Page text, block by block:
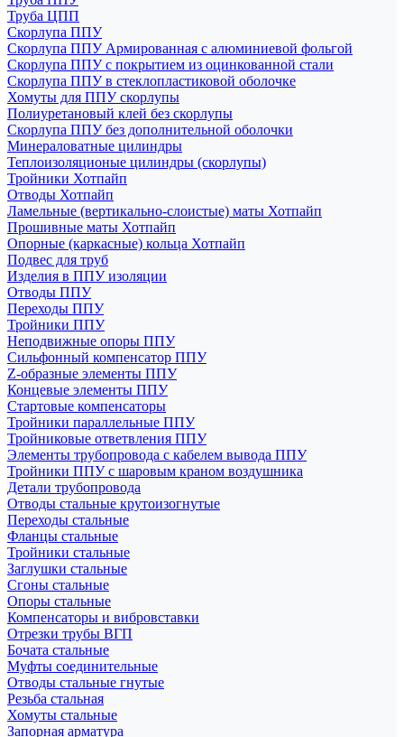
Труба ЦПП
Скорлупа ППУ
Скорлупа ППУ Армированная с алюминиевой фольгой
Скорлупа ППУ с покрытием из оцинкованной стали
Скорлупа ППУ в стеклопластиковой оболочке
Хомуты для ППУ скорлупы
Полиуретановый клей без скорлупы
Скорлупа ППУ без дополнительной оболочки
Минераловатные цилиндры
Теплоизоляционые цилиндры (скорлупы)
Тройники Хотпайп
Отводы Хотпайп
Ламельные (вертикально-слоистые) маты Хотпайп
Прошивные маты Хотпайп
Опорные (каркасные) кольца Хотпайп
Подвес для труб
Изделия в ППУ изоляции
Отводы ППУ
Переходы ППУ
Тройники ППУ
Неподвижные опоры ППУ
Cильфонный компенсатор ППУ
Z-образные элементы ППУ
Концевые элементы ППУ
Стартовые компенсаторы
Тройники параллельные ППУ
Тройниковые ответвления ППУ
Элементы трубопровода с кабелем вывода ППУ
Тройники ППУ с шаровым краном воздушника
Детали трубопровода
Отводы стальные крутоизогнутые
Переходы стальные
Фланцы стальные
Тройники стальные
Заглушки стальные
Сгоны стальные
Опоры стальные
Компенсаторы и вибровставки
Отрезки трубы ВГП
Бочата стальные
Муфты соединительные
Отводы стальные гнутые
Резьба стальная
Хомуты стальные
Запорная арматура